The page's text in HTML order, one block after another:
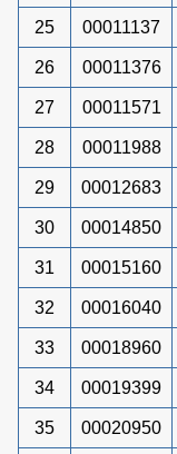
25 00011137
26 00011376
27 00011571
28 00011988
29 00012683
30 00014850
31 00015160
32 00016040
33 00018960
34 00019399
35 00020950